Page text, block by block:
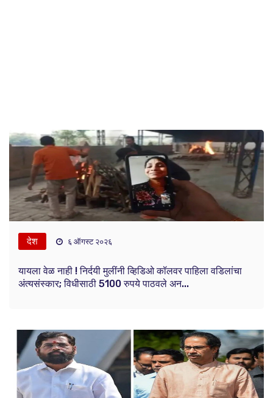
देश ६ ऑगस्ट २०२६
यायला वेळ नाही ! निर्दयी मुलींनी व्हिडिओ कॉलवर पाहिला वडिलांचा
अंत्यसंस्कार; विधीसाठी 5100 रुपये पाठवले अन...